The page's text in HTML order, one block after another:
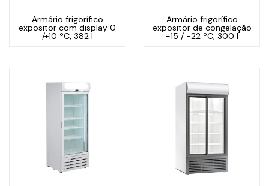
Armário frigorífico
expositor com display 0
/+10 ºC, 382 l
Armário frigorífico
expositor de congelação
-15 / -22 ºC, 300 l